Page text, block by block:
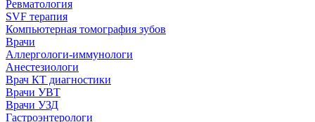
Ревматология
SVF терапия
Компьютерная томография зубов
Врачи
Аллергологи-иммунологи
Анестезиологи
Врач КТ диагностики
Врачи УВТ
Врачи УЗД
Гастроэнтерологи